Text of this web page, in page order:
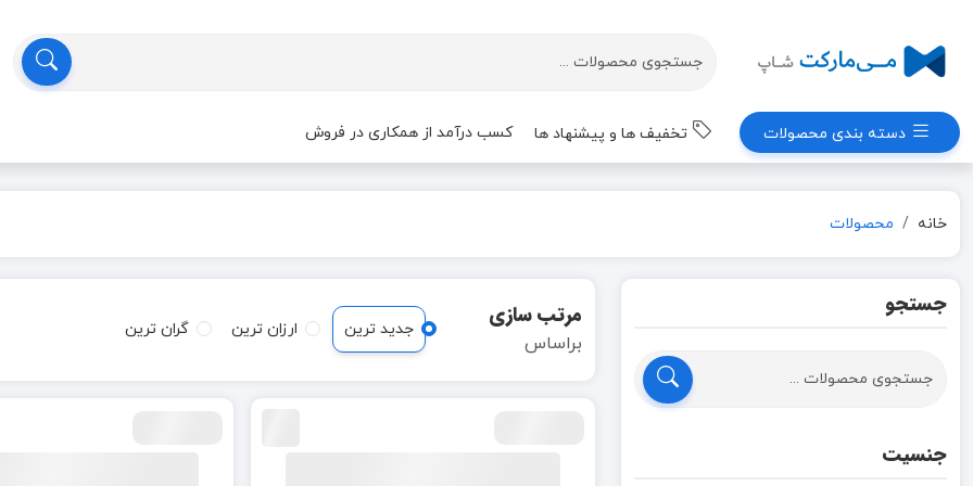
دسته بندی محصولات تخفیف ها و پیشنهاد ها کسب درآمد از همکاری در فروش
خانه محصولات
جستجو
جنسیت
مرتب سازی
براساس
جدید ترین ارزان ترین گران ترین